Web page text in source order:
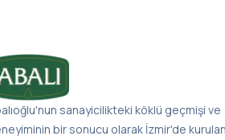
sanayicilikteki köklü geçmişi ve
bir sonucu olarak İzmir'de kurulan